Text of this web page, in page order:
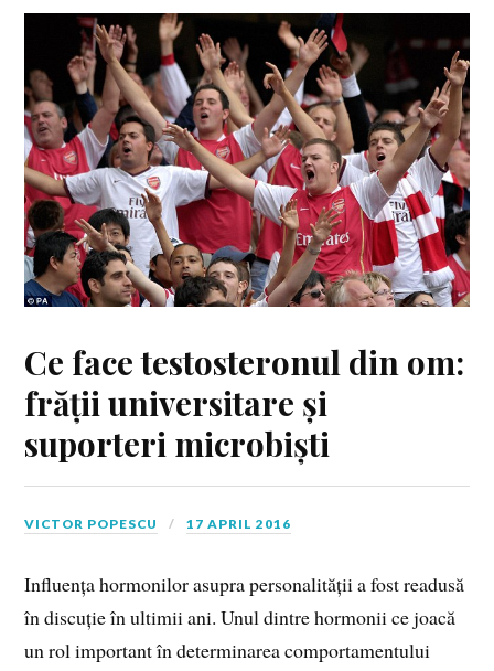
Ce face testosteronul din om:
frății universitare și
suporteri microbiști
VICTOR POPESCU 17 APRIL 2016
Influența hormonilor asupra personalității a fost readusă
în discuție în ultimii ani. Unul dintre hormonii ce joacă
un rol important în determinarea comportamentului